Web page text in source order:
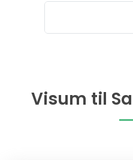
Visum til